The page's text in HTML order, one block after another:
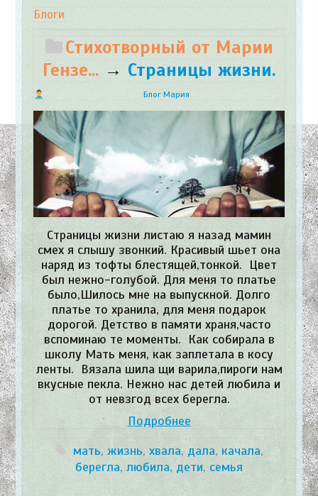
Блоги
Стихотворный от Марии
Гензе... → Страницы жизни.
Блог Мария
Страницы жизни листаю я назад мамин
смех я слышу звонкий. Красивый шьет она
наряд из тофты блестящей,тонкой. Цвет
был нежно-голубой. Для меня то платье
было,Шилось мне на выпускной. Долго
платье то хранила, для меня подарок
дорогой. Детство в памяти храня,часто
вспоминаю те моменты. Как собирала в
школу Мать меня, как заплетала в косу
ленты. Вязала шила щи варила,пироги нам
вкусные пекла. Нежно нас детей любила и
от невзгод всех берегла.
Подробнее
мать, жизнь, хвала,дала,качала,
берегла, любила, дети, семья